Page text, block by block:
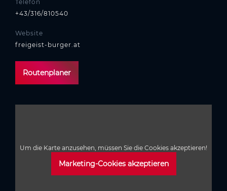
Telefon
+43/316/810540
Website
freigeist-burger.at
Routenplaner
Um die Karte anzusehen, müssen Sie die Cookies akzeptieren!
Marketing-Cookies akzeptieren